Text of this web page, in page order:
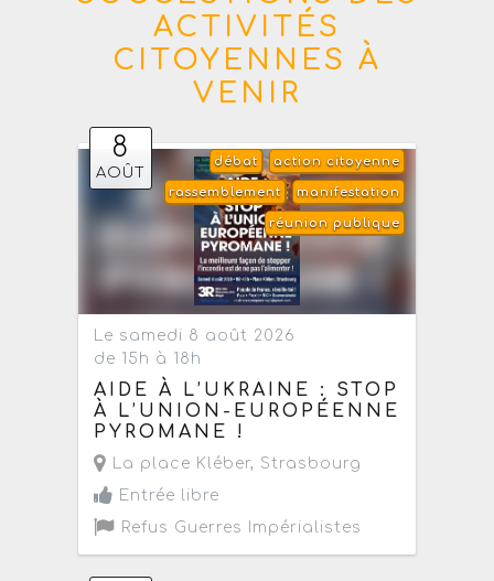
ACTIVITÉS
CITOYENNES À
VENIR
8
AOÛT
action citoyenne
débat
manifestation
rassemblement
réunion publique
Le samedi 8 août 2026
de 15h à 18h
AIDE À L’UKRAINE : STOP
À L’UNION-EUROPÉENNE
PYROMANE !
La place Kléber, Strasbourg
Entrée libre
Refus Guerres Impérialistes